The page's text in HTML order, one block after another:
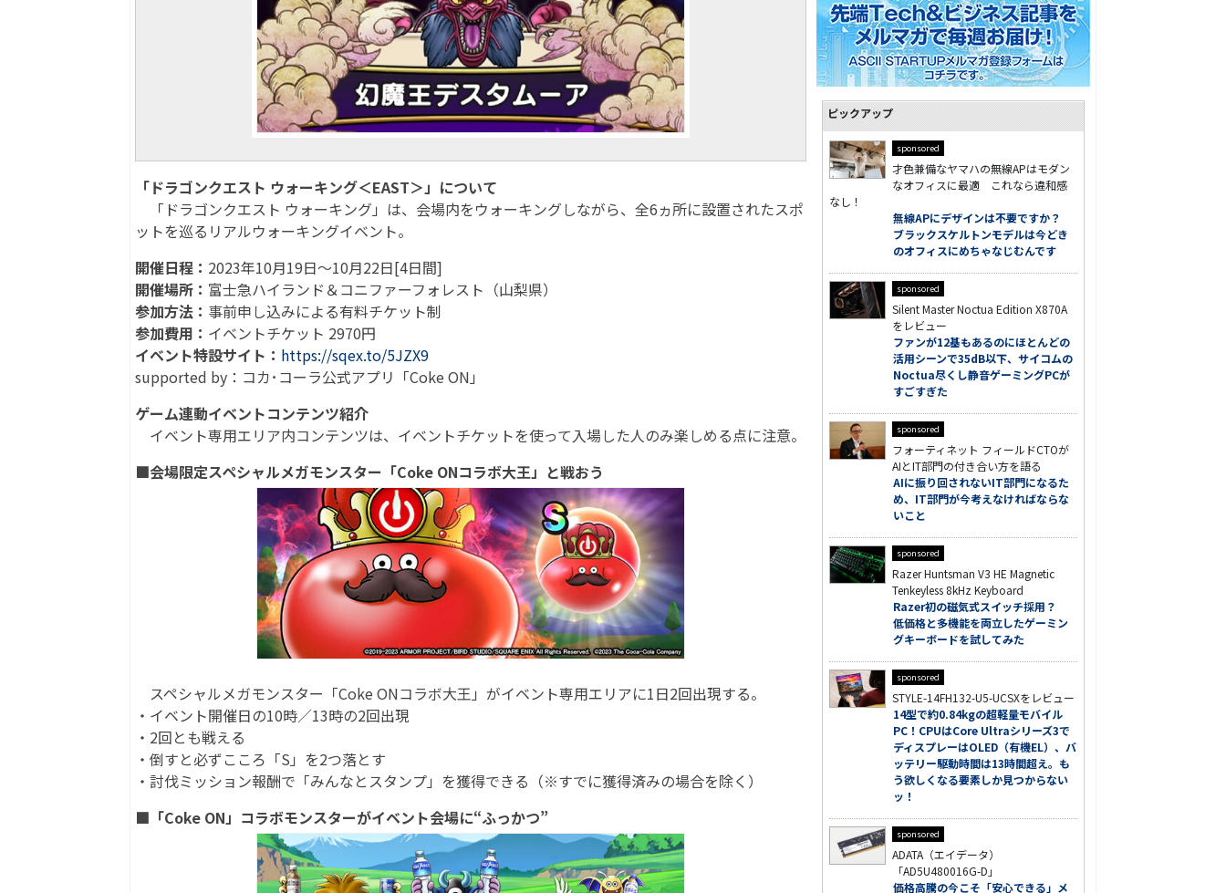
「ドラゴンクエスト ウォーキング＜EAST＞」について
「ドラゴンクエスト ウォーキング」は、会場内をウォーキングしながら、全6ヵ所に設置されたスポ
ットを巡るリアルウォーキングイベント。
開催日程： 2023年10月19日～10月22日[4日間]
開催場所： 富士急ハイランド＆コニファーフォレスト（山梨県）
参加方法： 事前申し込みによる有料チケット制
参加費用： イベントチケット 2970円
イベント特設サイト： https://sqex.to/5JZX9
supported by：コカ･コーラ公式アプリ「Coke ON」
ゲーム連動イベントコンテンツ紹介
イベント専用エリア内コンテンツは、イベントチケットを使って入場した人のみ楽しめる点に注意。
■会場限定スペシャルメガモンスター「Coke ONコラボ大王」と戦おう
スペシャルメガモンスター「Coke ONコラボ大王」がイベント専用エリアに1日2回出現する。
・イベント開催日の10時／13時の2回出現
・2回とも戦える
・倒すと必ずこころ「S」を2つ落とす
・討伐ミッション報酬で「みんなとスタンプ」を獲得できる（※すでに獲得済みの場合を除く）
■「Coke ON」コラボモンスターがイベント会場に“ふっかつ”
ピックアップ
sponsored
才色兼備なヤマハの無線APはモダン
なオフィスに最適 これなら違和感
なし！
無線APにデザインは不要ですか？
ブラックスケルトンモデルは今どき
のオフィスにめちゃなじむんです
sponsored
Silent Master Noctua Edition X870A
をレビュー
ファンが12基もあるのにほとんどの
活用シーンで35dB以下、サイコムの
Noctua尽くし静音ゲーミングPCが
すごすぎた
sponsored
フォーティネット フィールドCTOが
AIとIT部門の付き合い方を語る
AIに振り回されないIT部門になるた
め、IT部門が今考えなければならな
いこと
sponsored
Razer Huntsman V3 HE Magnetic
Tenkeyless 8kHz Keyboard
Razer初の磁気式スイッチ採用？
低価格と多機能を両立したゲーミン
グキーボードを試してみた
sponsored
STYLE-14FH132-U5-UCSXをレビュー
14型で約0.84kgの超軽量モバイル
PC！CPUはCore Ultraシリーズ3で
ディスプレーはOLED（有機EL）、バ
ッテリー駆動時間は13時間超え。も
う欲しくなる要素しか見つからない
ッ！
sponsored
ADATA（エイデータ）
「AD5U480016G-D」
価格高騰の今こそ「安心できる」メ